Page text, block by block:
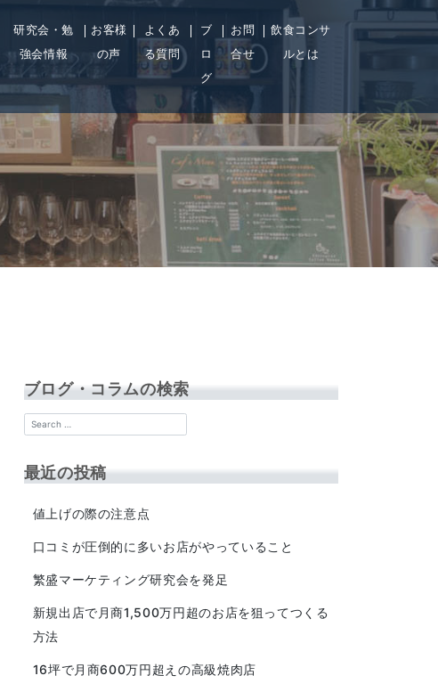
研究会・勉
強会情報
お客様
の声
よくあ
る質問
ブ
ロ
グ
お問
合せ
飲食コンサ
ルとは
ブログ・コラムの検索
最近の投稿
値上げの際の注意点
口コミが圧倒的に多いお店がやっていること
繁盛マーケティング研究会を発足
新規出店で月商1,500万円超のお店を狙ってつくる
方法
16坪で月商600万円超えの高級焼肉店